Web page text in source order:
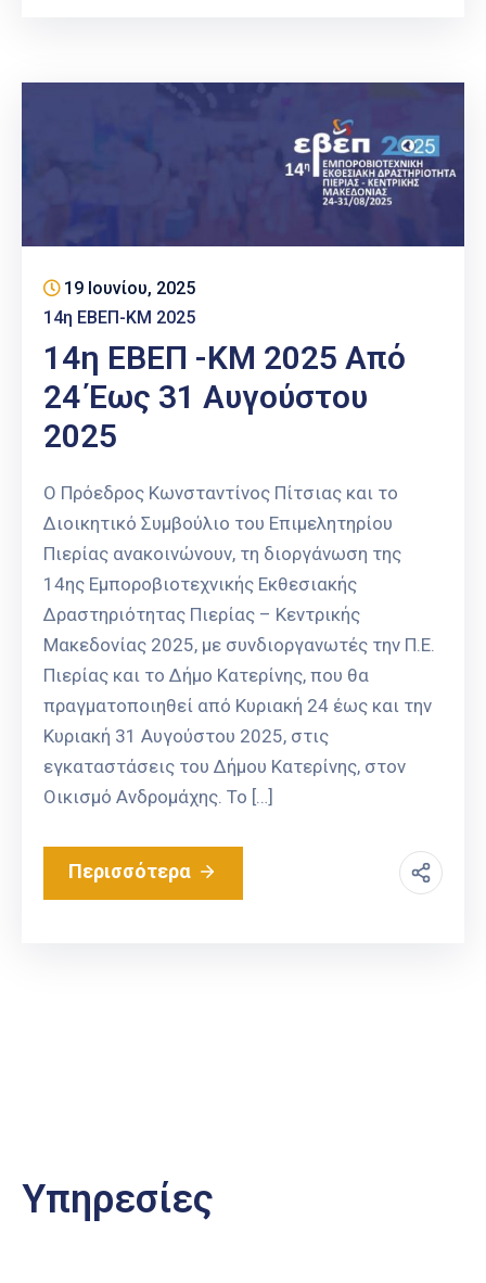
19 Ιουνίου, 2025
14η ΕΒΕΠ-ΚΜ 2025
14η ΕΒΕΠ -ΚΜ 2025 Από
24 Έως 31 Αυγούστου
2025
Ο Πρόεδρος Κωνσταντίνος Πίτσιας και το
Διοικητικό Συμβούλιο του Επιμελητηρίου
Πιερίας ανακοινώνουν, τη διοργάνωση της
14ης Εμποροβιοτεχνικής Εκθεσιακής
Δραστηριότητας Πιερίας – Κεντρικής
Μακεδονίας 2025, με συνδιοργανωτές την Π.Ε.
Πιερίας και το Δήμο Κατερίνης, που θα
πραγματοποιηθεί από Κυριακή 24 έως και την
Κυριακή 31 Αυγούστου 2025, στις
εγκαταστάσεις του Δήμου Κατερίνης, στον
Οικισμό Ανδρομάχης. Το […]
Περισσότερα
Υπηρεσίες